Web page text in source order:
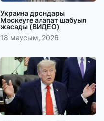
Украина дрондары
Мәскеуге алапат шабуыл
жасады (ВИДЕО)
18 маусым, 2026